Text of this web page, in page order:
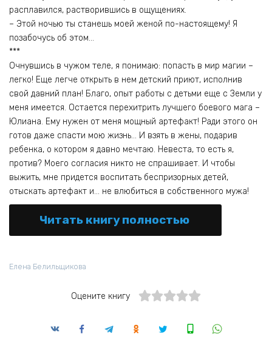
расплавился, растворившись в ощущениях.
– Этой ночью ты станешь моей женой по-настоящему! Я
позабочусь об этом…
***
Очнувшись в чужом теле, я понимаю: попасть в мир магии –
легко! Еще легче открыть в нем детский приют, исполнив
свой давний план! Благо, опыт работы с детьми еще с Земли у
меня имеется. Остается перехитрить лучшего боевого мага –
Юлиана. Ему нужен от меня мощный артефакт! Ради этого он
готов даже спасти мою жизнь… И взять в жены, подарив
ребенка, о котором я давно мечтаю. Невеста, то есть я,
против? Моего согласия никто не спрашивает. И чтобы
выжить, мне придется воспитать беспризорных детей,
отыскать артефакт и… не влюбиться в собственного мужа!
Читать книгу полностью
Елена Белильщикова
Оцените книгу